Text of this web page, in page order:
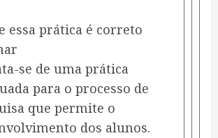
essa prática é correto
se de uma prática
para o processo de
que permite o
dos alunos.